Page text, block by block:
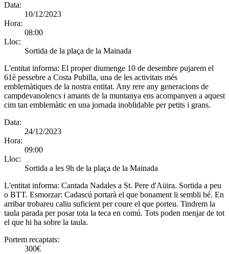
Data:
10/12/2023
Hora:
08:00
Lloc:
Sortida de la plaça de la Mainada
L'entitat informa: El proper diumenge 10 de desembre pujarem el
61è pessebre a Costa Pubilla, una de les activitats més
emblemàtiques de la nostra entitat. Any rere any generacions de
campdevanolencs i amants de la muntanya ens acompanyen a aquest
cim tan emblemàtic en una jornada inoblidable per petits i grans.
Data:
24/12/2023
Hora:
09:00
Lloc:
Sortida a les 9h de la plaça de la Mainada
L'entitat informa: Cantada Nadales a St. Pere d'Aüira. Sortida a peu
o BTT. Esmorzar: Cadascú portarà el que bonament li sembli bé. En
arribar trobareu caliu suficient per coure el que porteu. Tindrem la
taula parada per posar tota la teca en comú. Tots poden menjar de tot
el que hi ha sobre la taula.
Portem recaptats:
300€